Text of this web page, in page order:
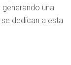
una
dedican a esta